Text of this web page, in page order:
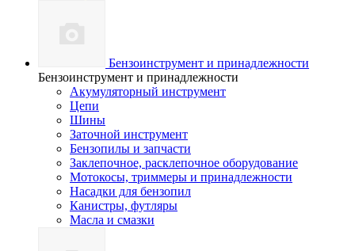
Бензоинструмент и принадлежности
Бензоинструмент и принадлежности
Акумуляторный инструмент
Цепи
Шины
Заточной инструмент
Бензопилы и запчасти
Заклепочное, расклепочное оборудование
Мотокосы, триммеры и принадлежности
Насадки для бензопил
Канистры, футляры
Масла и смазки